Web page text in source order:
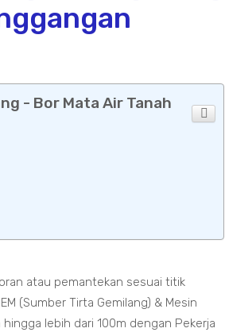
- Bor Mata Air Tanah
atau pemantekan sesuai titik
(Sumber Tirta Gemilang) & Mesin
lebih dari 100m dengan Pekerja